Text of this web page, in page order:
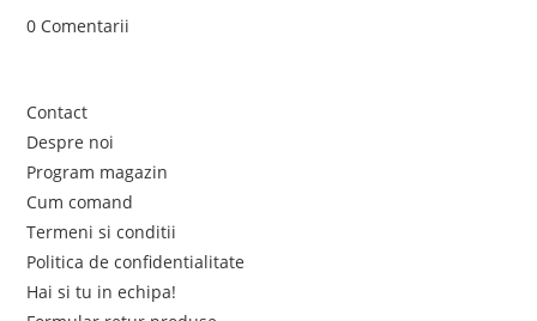
0 Comentarii
Contact
Despre noi
Program magazin
Cum comand
Termeni si conditii
Politica de confidentialitate
Hai si tu in echipa!